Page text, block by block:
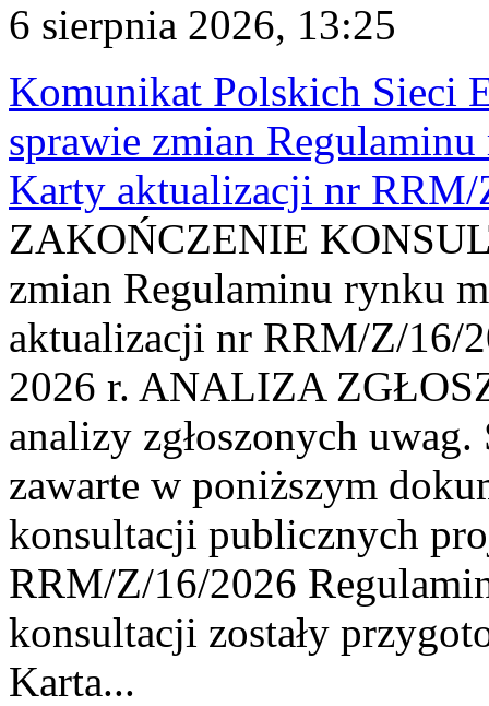
6 sierpnia 2026, 13:25
Komunikat Polskich Sieci
sprawie zmian
Karty aktualizacji nr
ZAKOŃCZENIE
zmian Regulaminu rynku
aktualizacji nr RRM/Z/16/
2026 r. ANALIZA
analizy zgłoszonych
zawarte w poniższym
konsultacji publicznych
RRM/Z/16/2026
konsultacji zostały
Karta...